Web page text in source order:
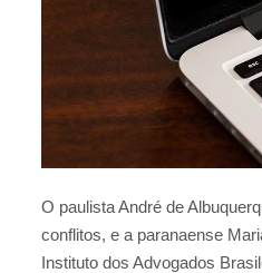
O paulista André de
conflitos, e a paranaense
Instituto dos Advogados